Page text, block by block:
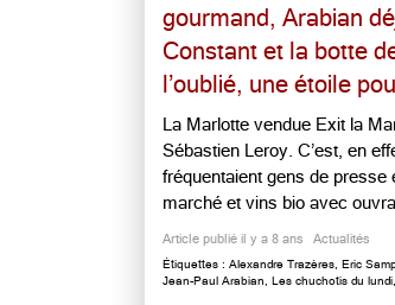
gourmand, Arabian
Constant et la botte
l’oublié, une étoile
La Marlotte vendue Exit la
Sébastien Leroy. C’est, en
fréquentaient gens de presse
marché et vins bio avec
Article publié il y a 8 ans Actualités
Étiquettes : Alexandre Trazères Eric
Jean-Paul Arabian
Les chuchotis du lundi